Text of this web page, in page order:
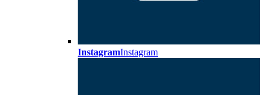
InstagramInstagram